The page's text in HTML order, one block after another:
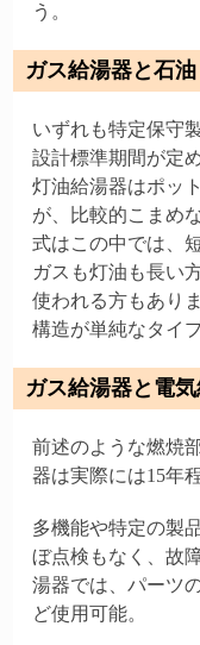
う。
ガス給湯器と石
いずれも特定保守
設計標準期間が定
灯油給湯器はポッ
が、比較的こまめ
式はこの中では、
ガスも灯油も長い
使われる方もありま
構造が単純なタイ
ガス給湯器と電
前述のような燃焼
器は実際には15年
多機能や特定の製
ぼ点検もなく、故
湯器では、パーツ
ど使用可能。